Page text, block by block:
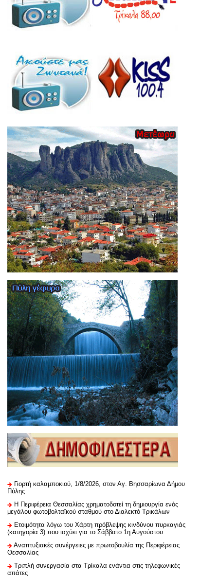
Γιορτή καλαμποκιού, 1/8/2026, στον Αγ. Βησσαρίωνα Δήμου
Πύλης
H Περιφέρεια Θεσσαλίας χρηματοδοτεί τη δημιουργία ενός
μεγάλου φωτοβολταϊκού σταθμού στο Διαλεκτό Τρικάλων
Ετοιμότητα λόγω του Χάρτη πρόβλεψης κινδύνου πυρκαγιάς
(κατηγορία 3) που ισχύει για το Σάββατο 1η Αυγούστου
Αναπτυξιακές συνέργειες με πρωτοβουλία της Περιφέρειας
Θεσσαλίας
Τριπλή συνεργασία στα Τρίκαλα ενάντια στις τηλεφωνικές
απάτες